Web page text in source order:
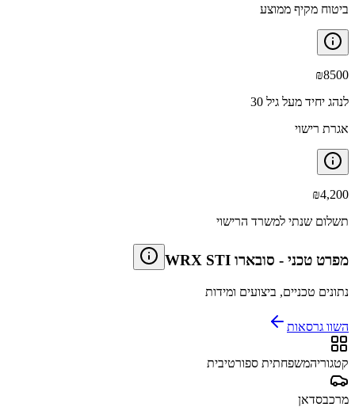
ביטוח מקיף ממוצע
₪8500
לנהג יחיד מעל גיל 30
אגרת רישוי
₪4,200
תשלום שנתי למשרד הרישוי
מפרט טכני - סובארו WRX STI
נתונים טכניים, ביצועים ומידות
השוו גרסאות
קטגוריהמשפחתית ספורטיבית
מרכבסדאן